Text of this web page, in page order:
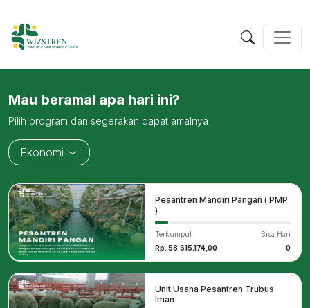
Mau beramal apa hari ini?
Pilih program dan segerakan dapat amalnya
Ekonomi
Pesantren Mandiri Pangan ( PMP
)
Terkumpul
Rp. 58.615.174,00
Sisa Hari
0
Unit Usaha Pesantren Trubus
Iman